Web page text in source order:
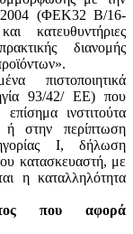
2004 (ΦΕΚ32 Β/16-
κατευθυντήριες
διανομής
πιστοποιητικά
93/42/ ΕΕ) που
ινστιτούτα
ή στην περίπτωση
Ι, δήλωση
κατασκευαστή, με
η καταλληλότητα
που αφορά